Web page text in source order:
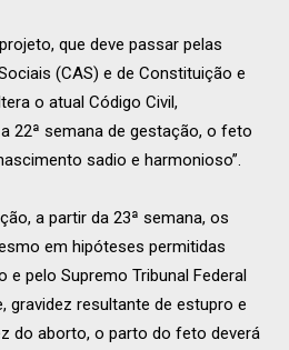
que deve passar pelas
(CAS) e de Constituição e
o atual Código Civil,
22ª semana de gestação, o feto
sadio e harmonioso”.
a partir da 23ª semana, os
em hipóteses permitidas
e pelo Supremo Tribunal Federal
gravidez resultante de estupro e
do aborto, o parto do feto deverá